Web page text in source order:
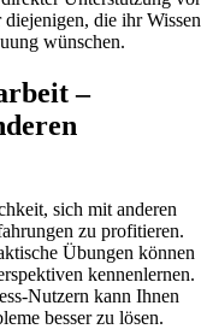
die ihr Wissen
wünschen.
–
sich mit anderen
zu profitieren.
Übungen können
kennenlernen.
Nutzern kann Ihnen
besser zu lösen.